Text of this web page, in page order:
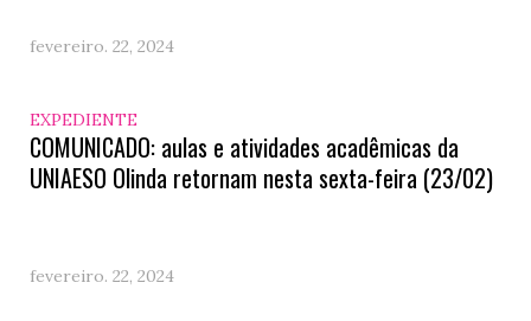
fevereiro. 22, 2024
EXPEDIENTE
COMUNICADO: aulas e atividades acadêmicas da
UNIAESO Olinda retornam nesta sexta-feira (23/02)
fevereiro. 22, 2024